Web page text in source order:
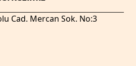
Cad. Mercan Sok. No:3